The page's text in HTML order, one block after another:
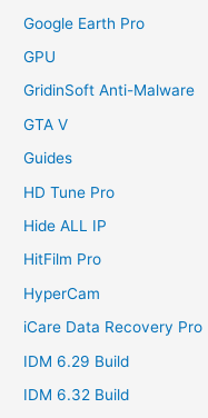
Google Earth Pro
GPU
GridinSoft Anti-Malware
GTA V
Guides
HD Tune Pro
Hide ALL IP
HitFilm Pro
HyperCam
iCare Data Recovery Pro
IDM 6.29 Build
IDM 6.32 Build